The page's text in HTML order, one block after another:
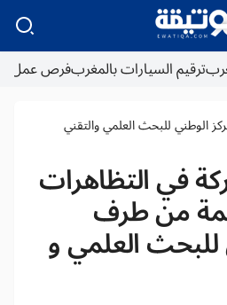
ترقيم السيارات بالمغربفرص عمل
الوطني للبحث العلمي والتقني
في التظاهرات
من طرف
للبحث العلمي و